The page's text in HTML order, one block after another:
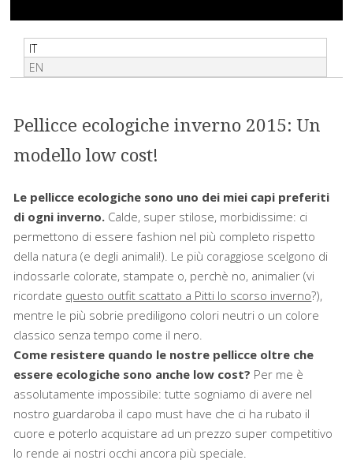
IT
EN
Pellicce ecologiche inverno 2015: Un
modello low cost!
Le pellicce ecologiche sono uno dei miei capi preferiti
di ogni inverno. Calde, super stilose, morbidissime: ci
permettono di essere fashion nel più completo rispetto
della natura (e degli animali!). Le più coraggiose scelgono di
indossarle colorate, stampate o, perchè no, animalier (vi
ricordate questo outfit scattato a Pitti lo scorso inverno?),
mentre le più sobrie prediligono colori neutri o un colore
classico senza tempo come il nero.
Come resistere quando le nostre pellicce oltre che
essere ecologiche sono anche low cost? Per me è
assolutamente impossibile: tutte sogniamo di avere nel
nostro guardaroba il capo must have che ci ha rubato il
cuore e poterlo acquistare ad un prezzo super competitivo
lo rende ai nostri occhi ancora più speciale.